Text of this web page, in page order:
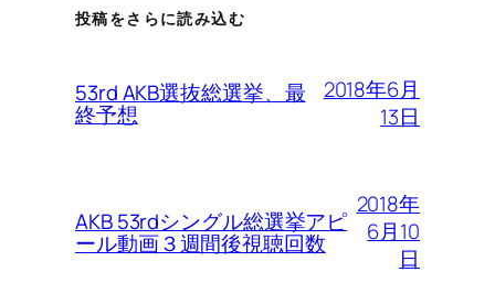
投稿をさらに読み込む
53rd AKB選抜総選挙、最
終予想
2018年6月
13日
AKB 53rdシングル総選挙アピ
ール動画３週間後視聴回数
2018年
6月10
日